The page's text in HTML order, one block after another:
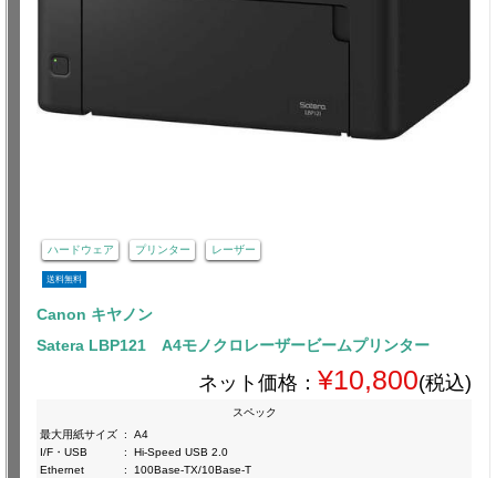
ハードウェア プリンター レーザー
送料無料
Canon キヤノン
Satera LBP121 A4モノクロレーザービームプリンター
ネット価格： ¥10,800(税込)
スペック
最大用紙サイズ :
A4
I/F・USB
:
Hi-Speed USB 2.0
Ethernet
: 100Base-TX/10Base-T